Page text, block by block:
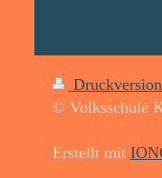
Druckversion
© Volksschule
Erstellt mit